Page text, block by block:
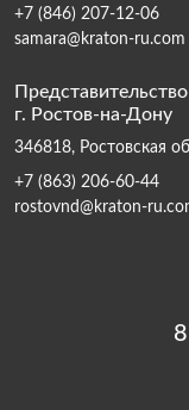
+7 (846) 207-12-06
samara@kraton-ru.com
Представительство
г. Ростов-на-Дону
346818, Ростовская
+7 (863) 206-60-44
rostovnd@kraton-